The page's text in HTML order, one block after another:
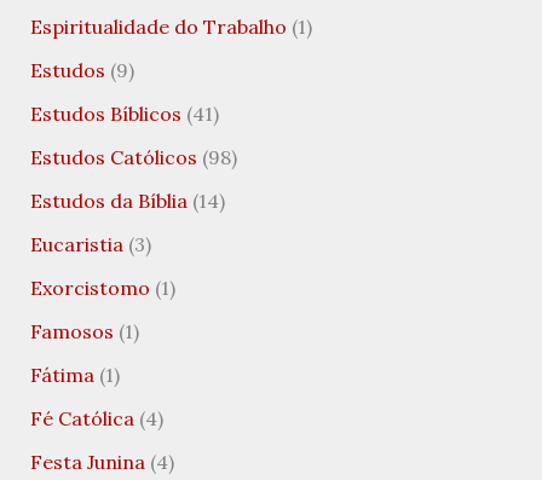
Espiritualidade do Trabalho (1)
Estudos (9)
Estudos Bíblicos (41)
Estudos Católicos (98)
Estudos da Bíblia (14)
Eucaristia (3)
Exorcistomo (1)
Famosos (1)
Fátima (1)
Fé Católica (4)
Festa Junina (4)